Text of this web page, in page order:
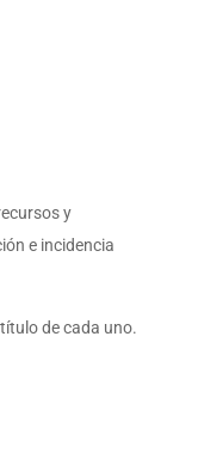
y
e incidencia
de cada uno.